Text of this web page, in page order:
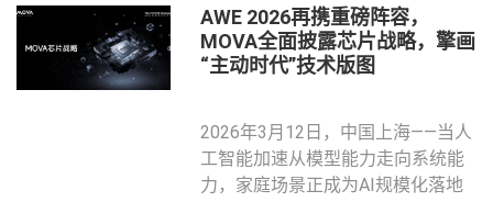
AWE 2026再携重磅阵容，
MOVA全面披露芯片战略，擎画
“主动时代”技术版图
2026年3月12日，中国上海——当人
工智能加速从模型能力走向系统能
力，家庭场景正成为AI规模化落地